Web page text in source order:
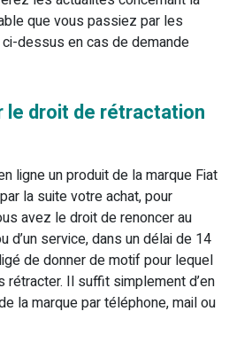
que vous passiez par les
dessus en cas de demande
le droit de rétractation
ligne un produit de la marque Fiat
la suite votre achat, pour
avez le droit de renoncer au
d’un service, dans un délai de 14
de donner de motif pour lequel
Il suffit simplement d’en
la marque par téléphone, mail ou